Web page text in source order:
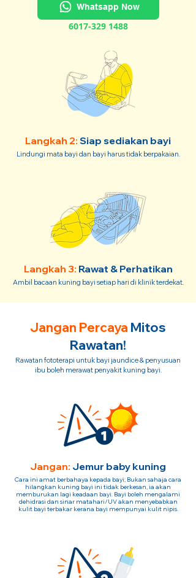
Whatsapp Now
6017-329 1488
Langkah 2: Siap sediakan bayi
Lindungi mata bayi dan bayi harus tidak berpakaian.
Langkah 3: Rawat & Perhatikan
Ambil bacaan kuning bayi setiap hari di klinik terdekat.
Jangan Percaya Mitos
Rawatan!
Rawatan fototerapi untuk bayi jaundice & penyusuan
ibu boleh merawat penyakit kuning bayi.
Jangan: Jemur baby kuning
Cara ini amat berbahaya kepada bayi; Bukan sahaja cara
hilangkan kuning bayi ini tidak berkesan, ia akan
memburukan lagi keadaan bayi. Bayi boleh mengalami
dehidrasi dan sinar matahari/UV akan menyebabkan
kulit bayi terbakar kerana bayi mempunyai kulit nipis.